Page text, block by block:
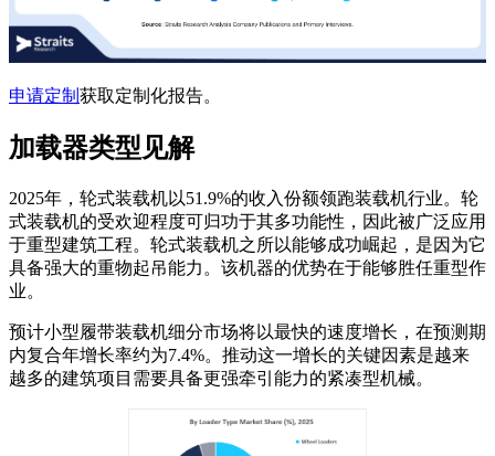
申请定制 获取定制化报告。
加载器类型见解
2025年，轮式装载机以51.9%的收入份额领跑装载机行业。轮
式装载机的受欢迎程度可归功于其多功能性，因此被广泛应用
于重型建筑工程。轮式装载机之所以能够成功崛起，是因为它
具备强大的重物起吊能力。该机器的优势在于能够胜任重型作
业。
预计小型履带装载机细分市场将以最快的速度增长，在预测期
内复合年增长率约为7.4%。推动这一增长的关键因素是越来
越多的建筑项目需要具备更强牵引能力的紧凑型机械。